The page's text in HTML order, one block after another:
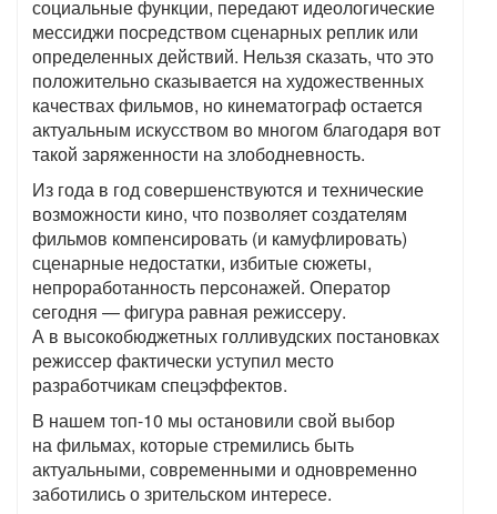
социальные функции, передают идеологические
мессиджи посредством сценарных реплик или
определенных действий. Нельзя сказать, что это
положительно сказывается на художественных
качествах фильмов, но кинематограф остается
актуальным искусством во многом благодаря вот
такой заряженности на злободневность.
Из года в год совершенствуются и технические
возможности кино, что позволяет создателям
фильмов компенсировать (и камуфлировать)
сценарные недостатки, избитые сюжеты,
непроработанность персонажей. Оператор
сегодня — фигура равная режиссеру.
А в высокобюджетных голливудских постановках
режиссер фактически уступил место
разработчикам спецэффектов.
В нашем топ-10 мы остановили свой выбор
на фильмах, которые стремились быть
актуальными, современными и одновременно
заботились о зрительском интересе.